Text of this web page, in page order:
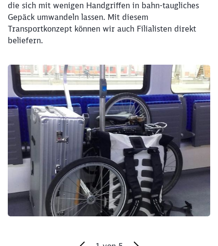
die sich mit wenigen Handgriffen in bahn-taugliches
Gepäck umwandeln lassen. Mit diesem
Transportkonzept können wir auch Filialisten direkt
beliefern.
Klicken, um den folgenden Slider zu überspringen